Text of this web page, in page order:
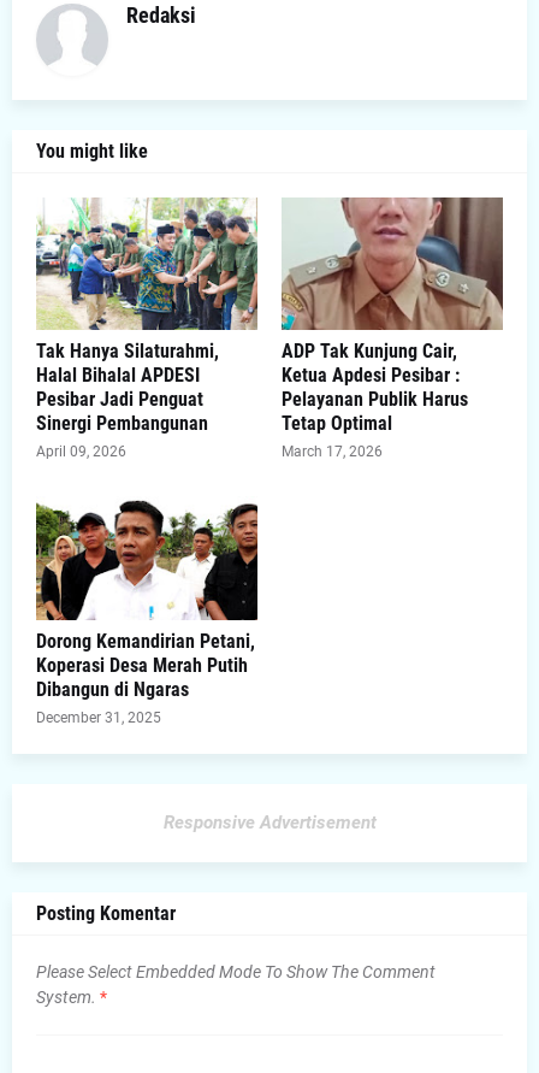
Redaksi
You might like
Tak Hanya Silaturahmi,
Halal Bihalal APDESI
Pesibar Jadi Penguat
Sinergi Pembangunan
April 09, 2026
ADP Tak Kunjung Cair,
Ketua Apdesi Pesibar :
Pelayanan Publik Harus
Tetap Optimal
March 17, 2026
Dorong Kemandirian Petani,
Koperasi Desa Merah Putih
Dibangun di Ngaras
December 31, 2025
Responsive Advertisement
Posting Komentar
Please Select Embedded Mode To Show The Comment
System. *